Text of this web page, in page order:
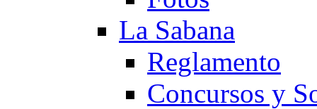
La Sabana
Reglamento
Concursos y